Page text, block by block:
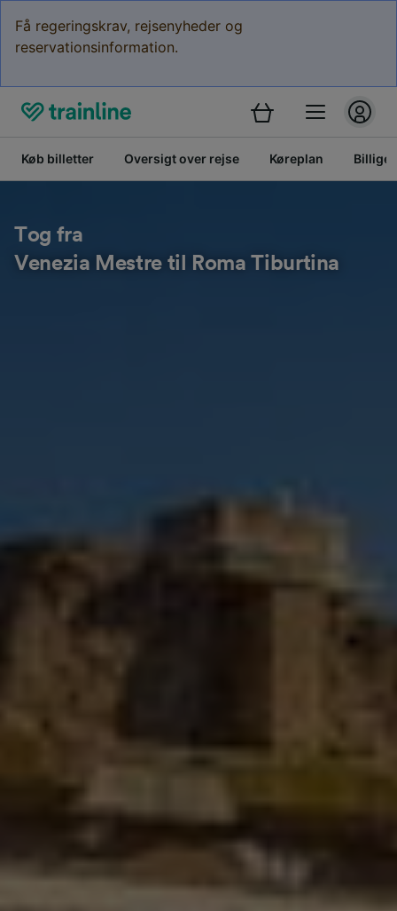
Få regeringskrav, rejsenyheder og
reservationsinformation.
Køb billetter Oversigt over rejse Køreplan Billige
Tog fra
Venezia Mestre til Roma Tiburtina